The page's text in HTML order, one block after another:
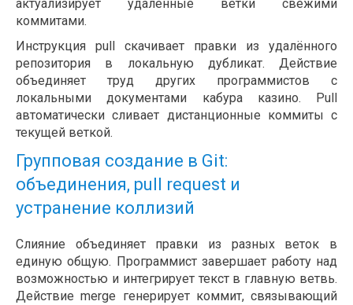
актуализирует удалённые ветки свежими
коммитами.
Инструкция pull скачивает правки из удалённого
репозитория в локальную дубликат. Действие
объединяет труд других программистов с
локальными документами кабура казино. Pull
автоматически сливает дистанционные коммиты с
текущей веткой.
Групповая создание в Git:
объединения, pull request и
устранение коллизий
Слияние объединяет правки из разных веток в
единую общую. Программист завершает работу над
возможностью и интегрирует текст в главную ветвь.
Действие merge генерирует коммит, связывающий